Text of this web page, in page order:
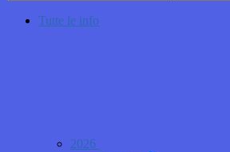
Tutte le info
2026